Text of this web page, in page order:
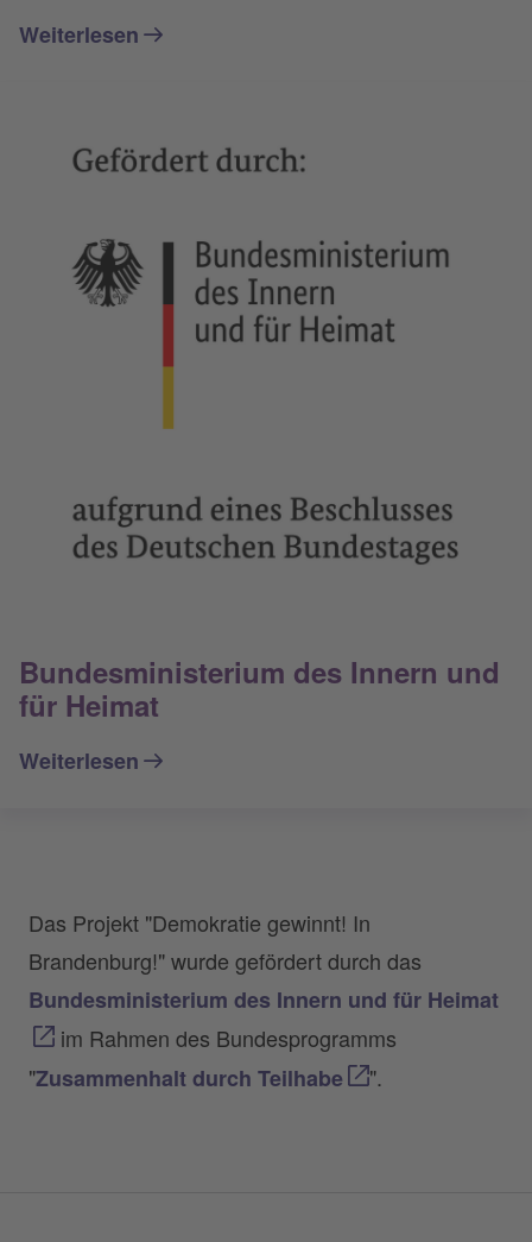
Weiterlesen
Bundesministerium des Innern und
für Heimat
Weiterlesen
Das Projekt "Demokratie gewinnt! In
Brandenburg!" wurde gefördert durch das
Bundesministerium des Innern und für Heimat
im Rahmen des Bundesprogramms
"Zusammenhalt durch Teilhabe ".